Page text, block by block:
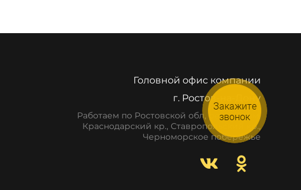
Головной офис компании
г. Ростов-на-Дону
Работаем по Ростовской обл, респ. Крым,
Краснодарский кр., Ставропольский кр.,
Черноморское побережье
Закажите
звонок